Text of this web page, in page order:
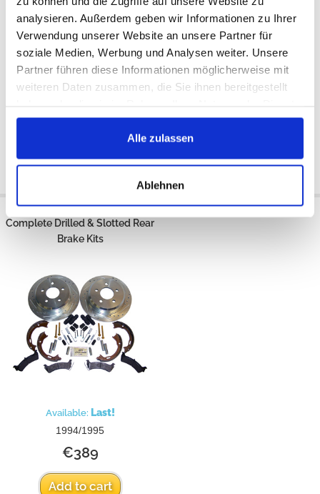
analysieren. Außerdem geben wir Informationen zu Ihrer
Verwendung unserer Website an unsere Partner für
soziale Medien, Werbung und Analysen weiter. Unsere
Partner führen diese Informationen möglicherweise mit
weiteren Daten zusammen, die Sie ihnen bereitgestellt
gesammelt haben.
Alle zulassen
Ablehnen
€238
Add to cart
€239
Complete Drilled & Slotted Rear
Brake Kits
Available: Last!
1994/1995
€389
Add to cart